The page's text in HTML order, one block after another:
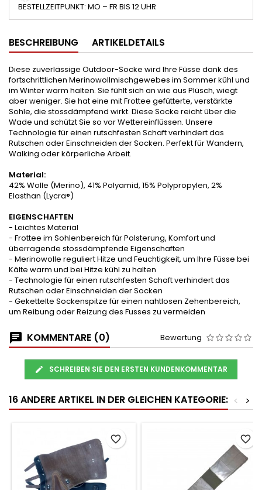
BESTELLZEITPUNKT: MO – FR BIS 12 UHR
BESCHREIBUNG ARTIKELDETAILS
Diese zuverlässige Outdoor-Socke wird Ihre Füsse dank des
fortschrittlichen Merinowollmischgewebes im Sommer kühl und
im Winter warm halten. Sie fühlt sich an wie aus Plüsch, wiegt
aber weniger. Sie hat eine mit Frottee gefütterte, verstärkte
Sohle, die stossdämpfend wirkt. Diese Socke reicht über die
Wade und schützt Sie so vor Wettereinflüssen. Unsere
Technologie für einen rutschfesten Schaft verhindert das
Rutschen oder Einschneiden der Socken. Perfekt für Wandern,
Walking oder körperliche Arbeit.
Material:
42% Wolle (Merino), 41% Polyamid, 15% Polypropylen, 2%
Elasthan (Lycra®)
EIGENSCHAFTEN
- Leichtes Material
- Frottee im Sohlenbereich für Polsterung, Komfort und
überragende stossdämpfende Eigenschaften
- Merinowolle reguliert Hitze und Feuchtigkeit, um Ihre Füsse bei
Kälte warm und bei Hitze kühl zu halten
- Technologie für einen rutschfesten Schaft verhindert das
Rutschen oder Einschneiden der Socken
- Gekettelte Sockenspitze für einen nahtlosen Zehenbereich,
um Reibung oder Reizung des Fusses zu vermeiden
KOMMENTARE (0) Bewertung
SCHREIBEN SIE DEN ERSTEN KUNDENKOMMENTAR
16 ANDERE ARTIKEL IN DER GLEICHEN KATEGORIE: >
<
favorite_border favorite_border